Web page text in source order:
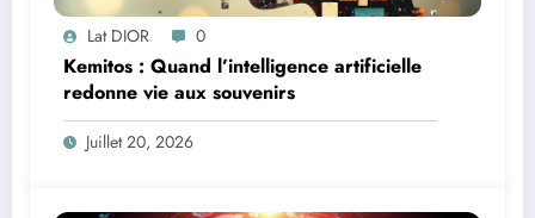
Lat DIOR 0
Kemitos : Quand l’intelligence artificielle
redonne vie aux souvenirs
Juillet 20, 2026